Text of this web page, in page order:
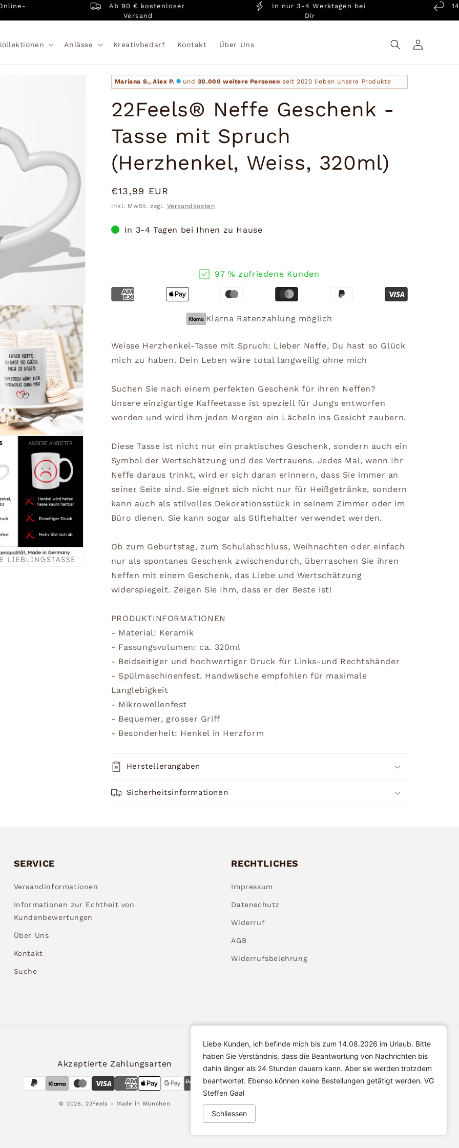
Ab 90 € kostenloser
Versand
In nur 3-4 Werktagen bei
14
Anlässe Kreativbedarf Kontakt Über Uns Einloggen
Mariana S., Alex P. und 30.000 weitere Personen seit 2020 lieben unsere Produkte
22Feels® Neffe Geschenk -
Tasse mit Spruch
(Herzhenkel, Weiss, 320ml)
Normaler
Preis
€13,99 EUR
Inkl. MwSt. zzgl. Versandkosten
In 3-4 Tagen bei Ihnen zu Hause
97 % zufriedene Kunden
Klarna Ratenzahlung möglich
Weisse Herzhenkel-Tasse mit Spruch: Lieber Neffe, Du hast so Glück
mich zu haben. Dein Leben wäre total langweilig ohne mich
Suchen Sie nach einem perfekten Geschenk für ihren Neffen?
Unsere einzigartige Kaffeetasse ist speziell für Jungs entworfen
worden und wird ihm jeden Morgen ein Lächeln ins Gesicht zaubern.
Diese Tasse ist nicht nur ein praktisches Geschenk, sondern auch ein
Symbol der Wertschätzung und des Vertrauens. Jedes Mal, wenn Ihr
Neffe daraus trinkt, wird er sich daran erinnern, dass Sie immer an
seiner Seite sind. Sie eignet sich nicht nur für Heißgetränke, sondern
kann auch als stilvolles Dekorationsstück in seinem Zimmer oder im
Büro dienen. Sie kann sogar als Stiftehalter verwendet werden.
Ob zum Geburtstag, zum Schulabschluss, Weihnachten oder einfach
nur als spontanes Geschenk zwischendurch, überraschen Sie ihren
Neffen mit einem Geschenk, das Liebe und Wertschätzung
widerspiegelt. Zeigen Sie Ihm, dass er der Beste ist!
PRODUKTINFORMATIONEN
- Material: Keramik
- Fassungsvolumen: ca. 320ml
- Beidseitiger und hochwertiger Druck für Links-und Rechtshänder
- Spülmaschinenfest. Handwäsche empfohlen für maximale
Langlebigkeit
- Mikrowellenfest
- Bequemer, grosser Griff
- Besonderheit: Henkel in Herzform
Herstellerangaben
Sicherheitsinformationen
SERVICE
Versandinformationen
Informationen zur Echtheit von
Kundenbewertungen
Über Uns
Kontakt
Suche
RECHTLICHES
Impressum
Datenschutz
Widerruf
AGB
Widerrufsbelehrung
Akzeptierte Zahlungsarten
© 2026,22Feels - Made in München
Liebe Kunden, ich befinde mich bis zum 14.08.2026 im Urlaub. Bitte
haben Sie Verständnis, dass die Beantwortung von Nachrichten bis
dahin länger als 24 Stunden dauern kann. Aber sie werden trotzdem
beantwortet. Ebenso können keine Bestellungen getätigt werden. VG
Steffen Gaal
Schliessen